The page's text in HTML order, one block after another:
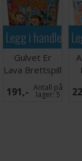
Legg i
Gulvet Er
Lava Brettspill
191,- Antall på
lager:5